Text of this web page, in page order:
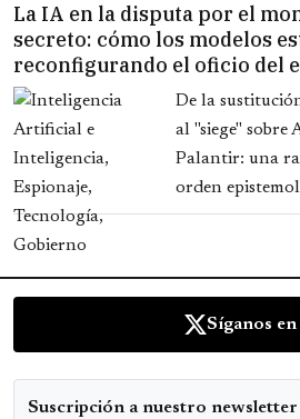
La IA en la disputa por el
secreto: cómo los modelos
reconfigurando el oficio del
De la
al "siege"
Palantir: una
orden
Síganos en
Suscripción a nuestro newsletter